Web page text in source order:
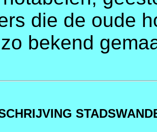
die de oude
bekend